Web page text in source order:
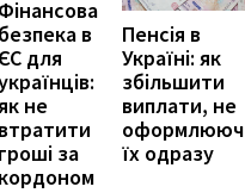
Фінансова
безпека в
ЄС для
не
втратити
гроші за
кордоном
Пенсія в
Україні: як
збільшити
виплати, не
їх одразу